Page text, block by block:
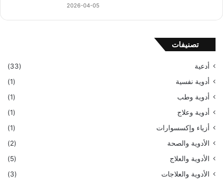
2026-04-05
تصنيفات
أدعية
(33)
أدوية نفسية
(1)
أدوية وطب
(1)
أدوية وعلاج
(1)
أزياء وإكسسوارات
(1)
الأدوية والصحة
(2)
الأدوية والعلاج
(5)
الأدوية والعلاجات
(3)